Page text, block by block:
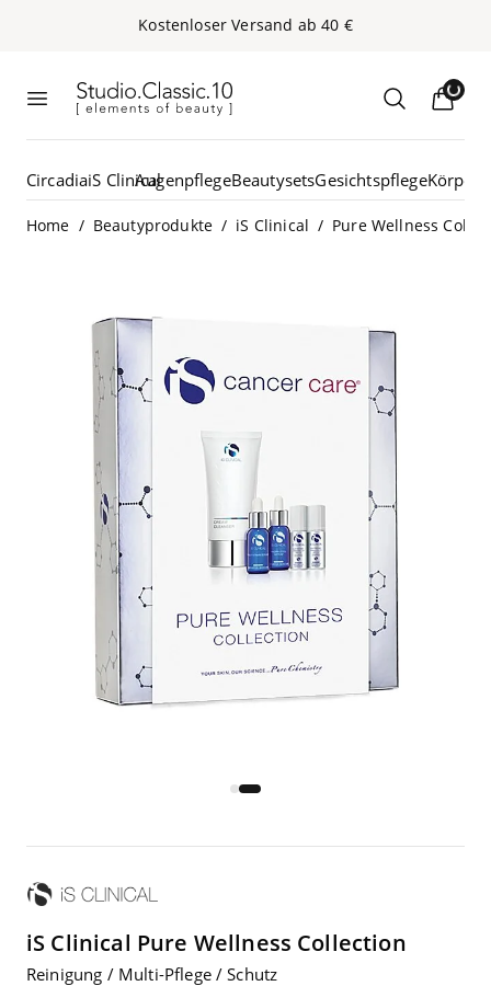
Kos­ten­lo­ser Ver­sand ab40 €
Studio.Classic.10
CircadiaiS ClinicalAugenpflegeBeautysetsGesichtspflege
Home / Beautyprodukte / iS Clinical / Pure Wellness
iS Clinical Pure Well­ness Collection
Rei­ni­gung / Mul­ti-Pfle­ge / Schutz